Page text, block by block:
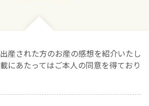
産された方のお産の感想を紹介いたし
にあたってはご本人の同意を得ており
診療料金
お産について
親と子の結びつき支援